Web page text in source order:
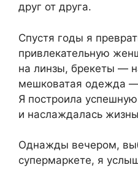
друг от друга.
Спустя годы я
привлекательную
на линзы, брекеты —
мешковатая одежда
Я построила
и наслаждалась
Однажды вечером,
супермаркете, я